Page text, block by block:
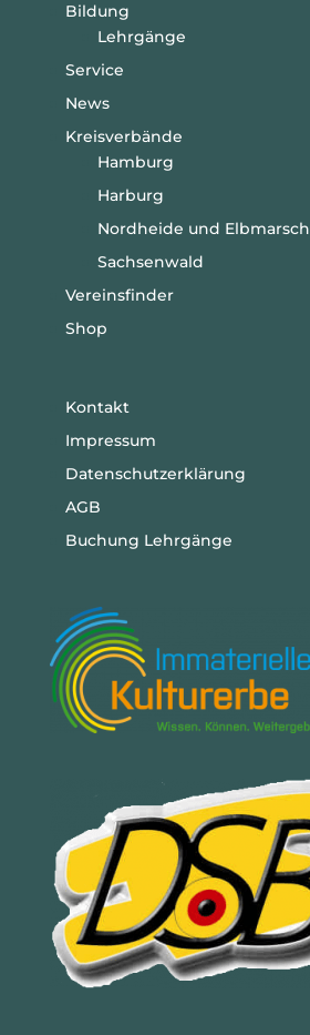
Bildung
Lehrgänge
Service
News
Kreisverbände
Hamburg
Harburg
Nordheide und Elbmarsch
Sachsenwald
Vereinsfinder
Shop
Kontakt
Impressum
Datenschutzerklärung
AGB
Buchung Lehrgänge